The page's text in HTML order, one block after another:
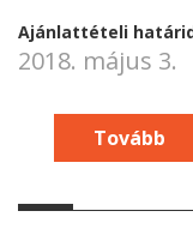
Ajánlattételi
2018. május 3.
Tovább